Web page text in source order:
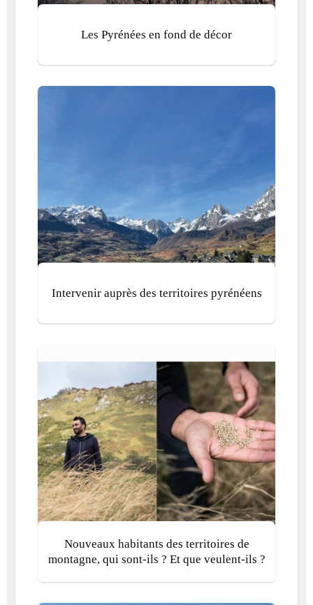
Les Pyrénées en fond de décor
Intervenir auprès des territoires pyrénéens
Nouveaux habitants des territoires de
montagne, qui sont-ils ? Et que veulent-ils ?